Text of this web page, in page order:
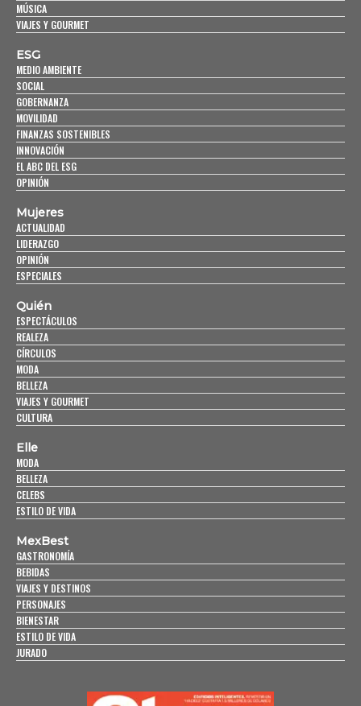
MÚSICA
VIAJES Y GOURMET
ESG
MEDIO AMBIENTE
SOCIAL
GOBERNANZA
MOVILIDAD
FINANZAS SOSTENIBLES
INNOVACIÓN
EL ABC DEL ESG
OPINIÓN
Mujeres
ACTUALIDAD
LIDERAZGO
OPINIÓN
ESPECIALES
Quién
ESPECTÁCULOS
REALEZA
CÍRCULOS
MODA
BELLEZA
VIAJES Y GOURMET
CULTURA
Elle
MODA
BELLEZA
CELEBS
ESTILO DE VIDA
MexBest
GASTRONOMÍA
BEBIDAS
VIAJES Y DESTINOS
PERSONAJES
BIENESTAR
ESTILO DE VIDA
JURADO